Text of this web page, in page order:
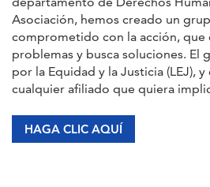
Asociación, hemos creado un
comprometido con la acción, que
problemas y busca soluciones. El
por la Equidad y la Justicia (LEJ),
cualquier afiliado que quiera
HAGA CLIC AQUÍ